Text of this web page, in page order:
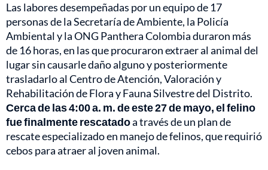
Las labores desempeñadas por un equipo de 17
personas de la Secretaría de Ambiente, la Policía
Ambiental y la ONG Panthera Colombia duraron más
de 16 horas, en las que procuraron extraer al animal del
lugar sin causarle daño alguno y posteriormente
trasladarlo al Centro de Atención, Valoración y
Rehabilitación de Flora y Fauna Silvestre del Distrito.
Cerca de las 4:00 a. m. de este 27 de mayo, el felino
fue finalmente rescatadoa través de un plan de
rescate especializado en manejo de felinos, que requirió
cebos para atraer al joven animal.